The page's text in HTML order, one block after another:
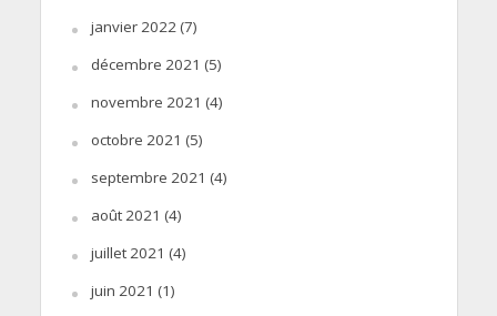
janvier 2022(7)
décembre 2021 (5)
novembre 2021 (4)
octobre 2021 (5)
septembre 2021 (4)
août 2021 (4)
juillet 2021 (4)
juin 2021 (1)